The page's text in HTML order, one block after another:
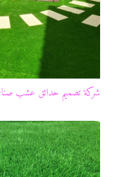
شركة تصميم حدائق عشب صناعي